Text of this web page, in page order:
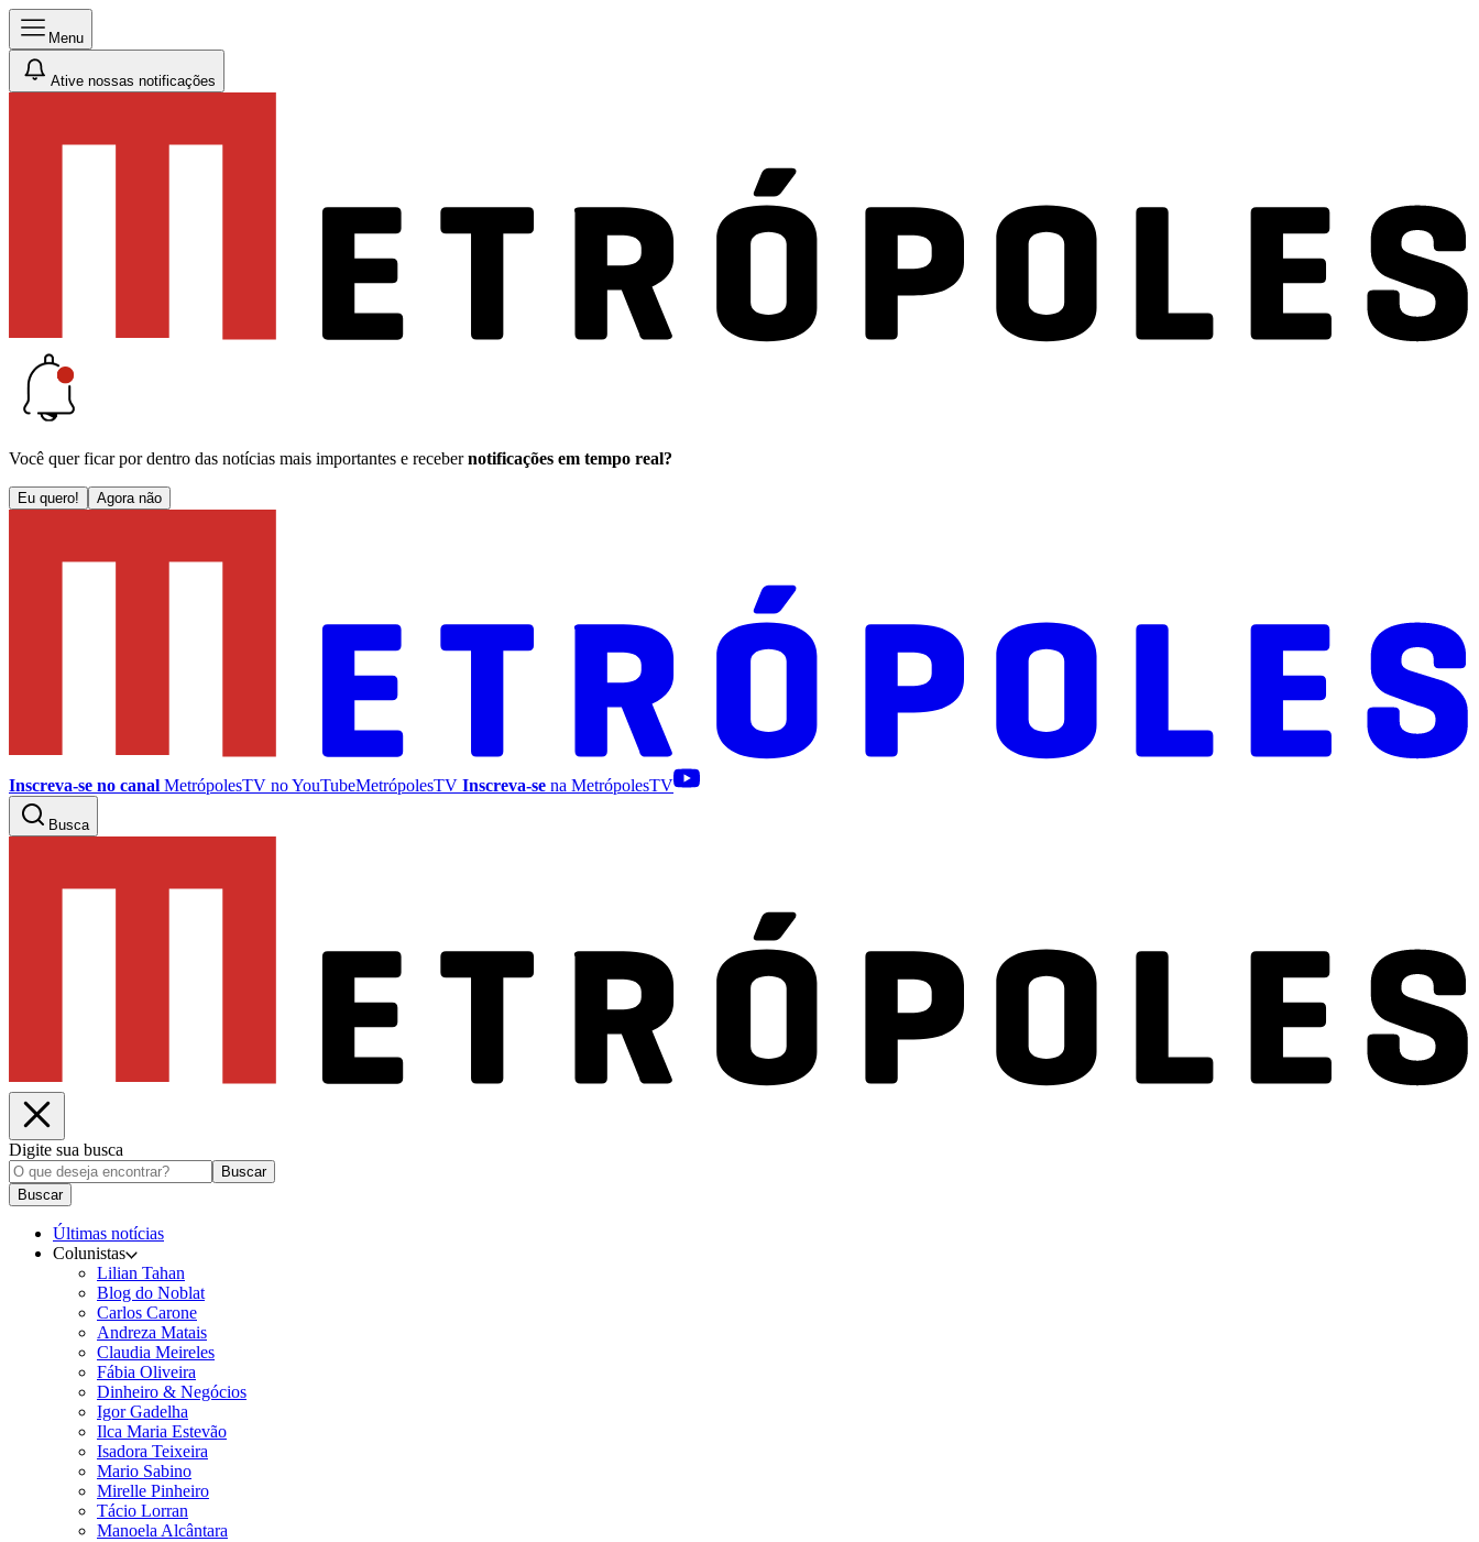
Menu
Ative nossas notificações
Você quer ficar por dentro das notícias mais importantes e receber notificações em tempo real?
Eu quero! Agora não
Inscreva-se no canal MetrópolesTV noYouTubeMetrópolesTV Inscreva-se na MetrópolesTV
Busca
Digite sua busca
Buscar
Buscar
Últimas notícias
Colunistas
Lilian Tahan
Blog do Noblat
Carlos Carone
Andreza Matais
Claudia Meireles
Fábia Oliveira
Dinheiro & Negócios
Igor Gadelha
Ilca Maria Estevão
Isadora Teixeira
Mario Sabino
Mirelle Pinheiro
Tácio Lorran
Manoela Alcântara